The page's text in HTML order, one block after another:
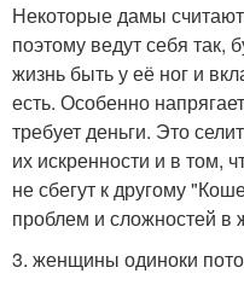
Некоторые дамы
поэтому ведут себя так,
жизнь быть у её ног и
есть. Особенно
требует деньги. Это
их искренности и в том,
не сбегут к другому
проблем и сложностей в
3. женщины одиноки